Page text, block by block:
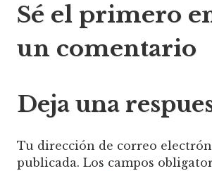
de
Sé el primero
un comentario
Deja una
Tu dirección de correo
publicada. Los campos